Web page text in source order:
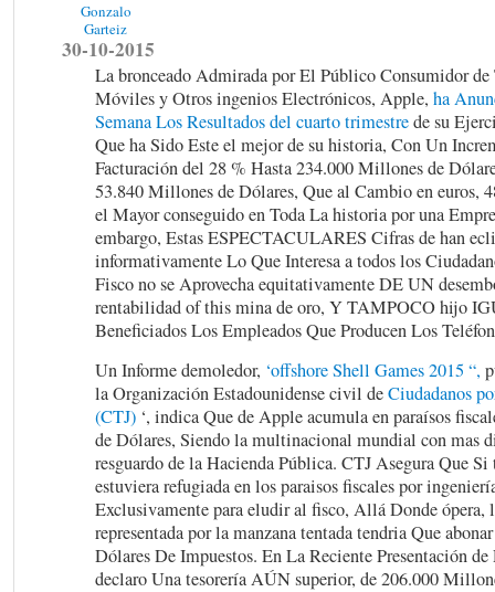
Gonzalo
Garteiz
30-10-2015
La bronceado Admirada por El Público Consumidor de
Móviles y Otros ingenios Electrónicos, Apple, ha
Semana Los Resultados del cuarto trimestrede su
Que ha Sido Este el mejor de su historia, Con Un
Facturación del 28 % Hasta 234.000 Millones de
53.840 Millones de Dólares, Que al Cambio en euros,
el Mayor conseguido en Toda La historia por una
embargo, Estas ESPECTACULARES Cifras de han
informativamente Lo Que Interesa a todos los
Fisco no se Aprovecha equitativamente DE UN
rentabilidad of this mina de oro, Y TAMPOCO hijo
Beneficiados Los Empleados Que Producen Los
Un Informe demoledor, ‘offshore Shell Games 2015 “,
la Organización Estadounidense civil deCiudadanos
(CTJ)‘, indica Que de Apple acumula en paraísos
de Dólares, Siendo la multinacional mundial con mas
resguardo de la Hacienda Pública. CTJ Asegura Que
estuviera refugiada en los paraisos fiscales por
Exclusivamente para eludir al fisco, Allá Donde ópera,
representada por la manzana tentada tendria Que
Dólares De Impuestos. En La Reciente Presentación
declaro Una tesorería AÚN superior, de 206.000